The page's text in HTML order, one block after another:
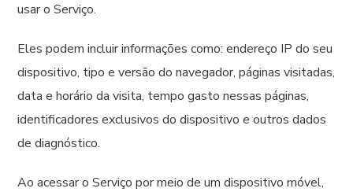
usar o Serviço.
Eles podem incluir informações como: endereço IP do seu
dispositivo, tipo e versão do navegador, páginas visitadas,
data e horário da visita, tempo gasto nessas páginas,
identificadores exclusivos do dispositivo e outros dados
de diagnóstico.
Ao acessar o Serviço por meio de um dispositivo móvel,